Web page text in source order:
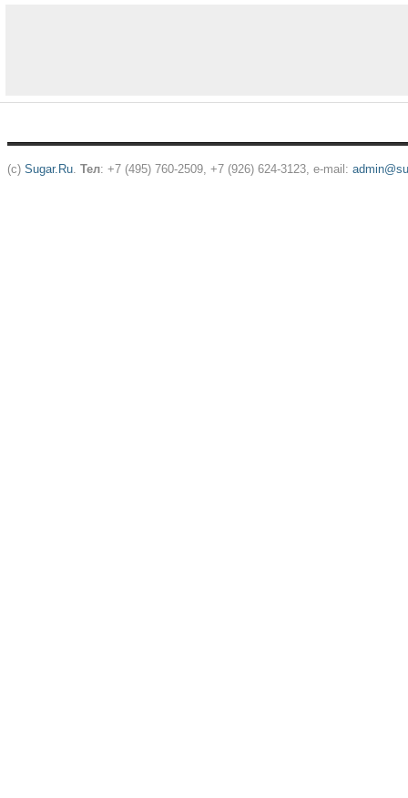
(c) Sugar.Ru. Тел: +7 (495) 760-2509, +7 (926) 624-3123, e-mail: